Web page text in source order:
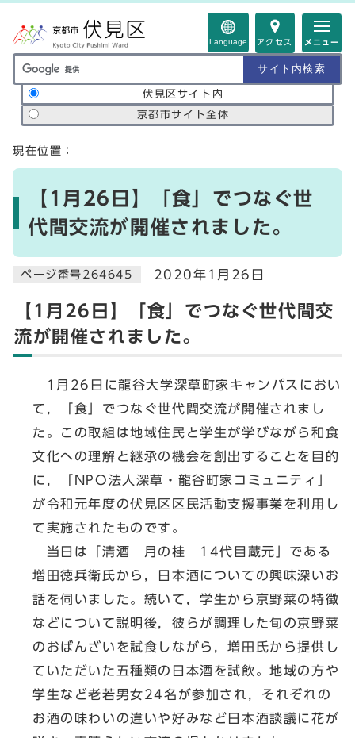
Language アクセス メニュー
サイト内検索の範囲
伏見区サイト内
京都市サイト全体
ここから本文です
現在位置：
【1月26日】「食」でつなぐ世
代間交流が開催されました。
ページ番号264645 2020年1月26日
【1月26日】「食」でつなぐ世代間交
流が開催されました。
1月26日に龍谷大学深草町家キャンパスにおい
て，「食」でつなぐ世代間交流が開催されまし
た。この取組は地域住民と学生が学びながら和食
文化への理解と継承の機会を創出することを目的
に，「NPO法人深草・龍谷町家コミュニティ」
が令和元年度の伏見区区民活動支援事業を利用し
て実施されたものです。
当日は「清酒 月の桂 14代目蔵元」である
増田徳兵衛氏から，日本酒についての興味深いお
話を伺いました。続いて，学生から京野菜の特徴
などについて説明後，彼らが調理した旬の京野菜
のおばんざいを試食しながら，増田氏から提供し
ていただいた五種類の日本酒を試飲。地域の方や
学生など老若男女24名が参加され，それぞれの
お酒の味わいの違いや好みなど日本酒談議に花が